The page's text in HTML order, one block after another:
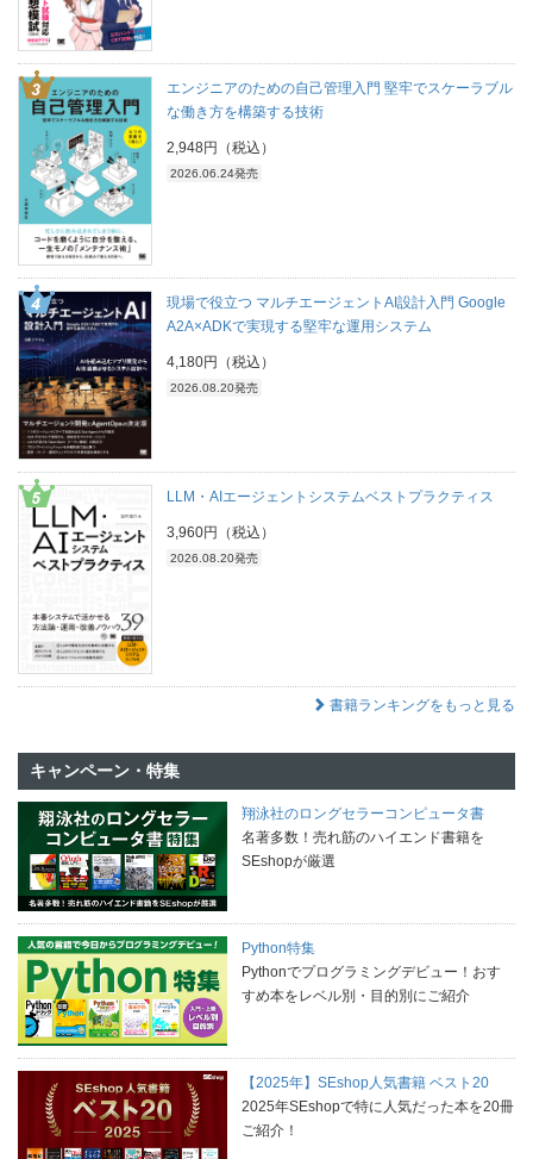
エンジニアのための自己管理入門 堅牢でスケーラブル
な働き方を構築する技術
2,948円（税込）
2026.06.24発売
現場で役立つ マルチエージェントAI設計入門 Google
A2A×ADKで実現する堅牢な運用システム
4,180円（税込）
2026.08.20発売
LLM・AIエージェントシステムベストプラクティス
3,960円（税込）
2026.08.20発売
書籍ランキングをもっと見る
キャンペーン・特集
翔泳社のロングセラーコンピュータ書
名著多数！売れ筋のハイエンド書籍を
SEshopが厳選
Python特集
Pythonでプログラミングデビュー！おす
すめ本をレベル別・目的別にご紹介
【2025年】SEshop人気書籍 ベスト20
2025年SEshopで特に人気だった本を20冊
ご紹介！